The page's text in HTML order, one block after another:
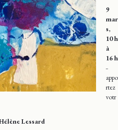
9
mar
s,
10 h
à
16 h
˗
appo
rtez
votr
Lessard